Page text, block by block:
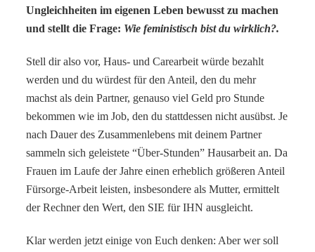
Ungleichheiten im eigenen Leben bewusst zu machen
und stellt die Frage: Wie feministisch bist du wirklich?.
Stell dir also vor, Haus- und Carearbeit würde bezahlt
werden und du würdest für den Anteil, den du mehr
machst als dein Partner, genauso viel Geld pro Stunde
bekommen wie im Job, den du stattdessen nicht ausübst. Je
nach Dauer des Zusammenlebens mit deinem Partner
sammeln sich geleistete “Über-Stunden” Hausarbeit an. Da
Frauen im Laufe der Jahre einen erheblich größeren Anteil
Fürsorge-Arbeit leisten, insbesondere als Mutter, ermittelt
der Rechner den Wert, den SIE für IHN ausgleicht.
Klar werden jetzt einige von Euch denken: Aber wer soll